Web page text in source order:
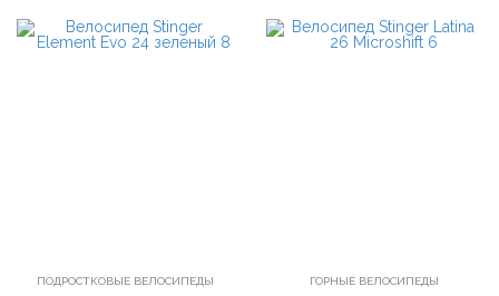
В корзину
ПОДРОСТКОВЫЕ ВЕЛОСИПЕДЫ В корзину
ГОРНЫЕ ВЕЛОСИПЕДЫ